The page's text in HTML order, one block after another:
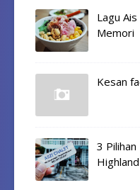
Lagu
Memori
Kesan
3